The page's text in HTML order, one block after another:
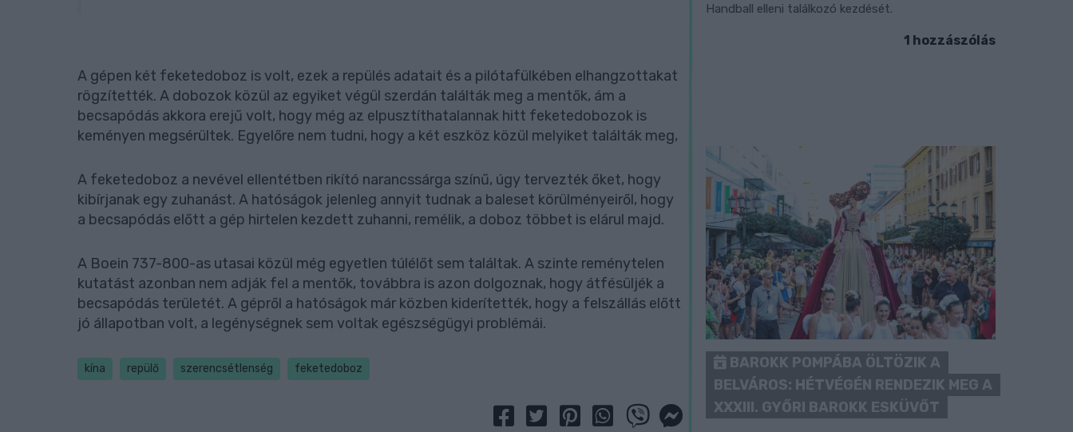
A gépen két feketedoboz is volt, ezek a repülés adatait és a pilótafülkében elhangzottakat
rögzítették. A dobozok közül az egyiket végül szerdán találták meg a mentők, ám a
becsapódás akkora erejű volt, hogy még az elpusztíthatalannak hitt feketedobozok is
keményen megsérültek. Egyelőre nem tudni, hogy a két eszköz közül melyiket találták meg,
A feketedoboz a nevével ellentétben rikító narancssárga színű, úgy tervezték őket, hogy
kibírjanak egy zuhanást. A hatóságok jelenleg annyit tudnak a baleset körülményeiről, hogy
a becsapódás előtt a gép hirtelen kezdett zuhanni, remélik, a doboz többet is elárul majd.
A Boein 737-800-as utasai közül még egyetlen túlélőt sem találtak. A szinte reménytelen
kutatást azonban nem adják fel a mentők, továbbra is azon dolgoznak, hogy átfésüljék a
becsapódás területét. A gépről a hatóságok már közben kiderítették, hogy a felszállás előtt
jó állapotban volt, a legénységnek sem voltak egészségügyi problémái.
kína repülő szerencsétlenség feketedoboz
Handball elleni találkozó kezdését.
1 hozzászólás
BAROKK POMPÁBA ÖLTÖZIK A
BELVÁROS: HÉTVÉGÉN RENDEZIK MEG A
XXXIII. GYŐRI BAROKK ESKÜVŐT